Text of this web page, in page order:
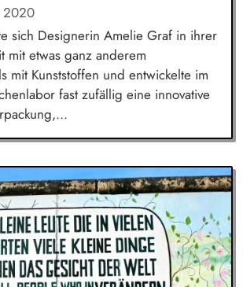
2020
sich Designerin Amelie Graf in ihrer
mit etwas ganz anderem
mit Kunststoffen und entwickelte im
fast zufällig eine innovative